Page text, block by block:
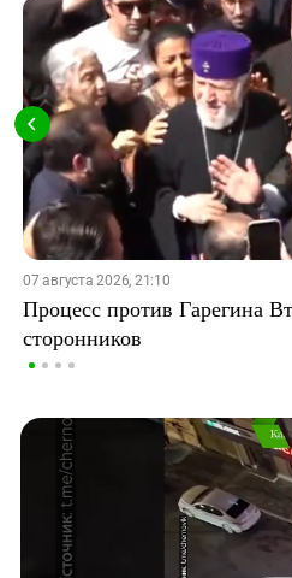
07 августа 2026, 21:10
Процесс против Гарегина
сторонников